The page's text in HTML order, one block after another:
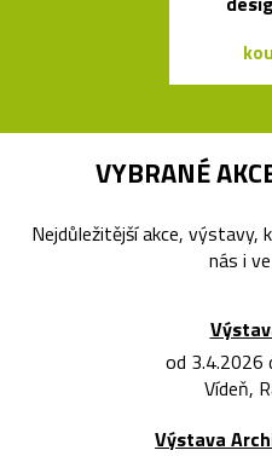
VYBRANÉ
Nejdůležitější akce, výstavy,
nás i
od 3.4.2026
Vídeň,
Výstava